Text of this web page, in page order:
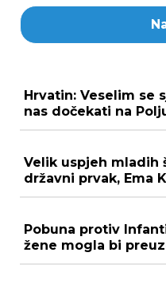
Hrvatin: Veselim se
nas dočekati na
Velik uspjeh mladih
državni prvak, Ema
Pobuna protiv
žene mogla bi